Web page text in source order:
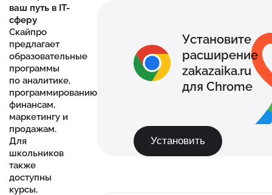
ваш путь в IT-
сферу
Скайпро
предлагает
образовательные
программы
по аналитике,
программированию,
финансам,
маркетингу и
продажам.
Для
школьников
также
доступны
курсы,
Установите
расширение
zakazaika.ru
для Chrome
Установить